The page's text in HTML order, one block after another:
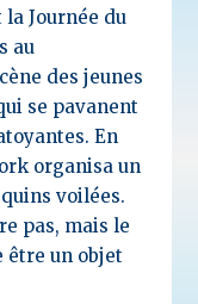
la Journée du
au
des jeunes
se pavanent
En
organisa un
voilées.
pas, mais le
être un objet